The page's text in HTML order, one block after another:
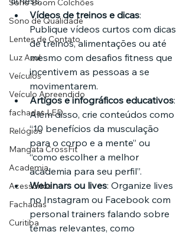
Sono Boom Colchões
Sono de Qualidade
Lentes de Contato
Luz Azul
Veículos
Veículo Apreendido
fachadas LED
Relógios
Mangata CrossFit
Academia
Acessórios
Fachadas
Curitiba
Vídeos de treinos e dicas:
Publique vídeos curtos com dicas
de treinos, alimentações ou até
mesmo com desafios fitness que
incentivem as pessoas a se
movimentarem.
Artigos e infográficos educativos:
Além disso, crie conteúdos como
“10 benefícios da musculação
para o corpo e a mente” ou
“como escolher a melhor
academia para seu perfil”.
Webinars ou lives: Organize lives
no Instagram ou Facebook com
personal trainers falando sobre
temas relevantes, como